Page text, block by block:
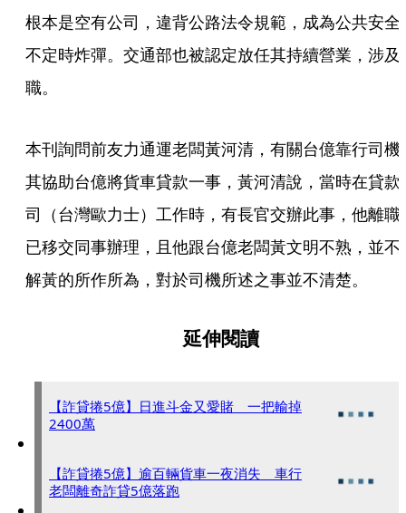
根本是空有公司，違背公路法令規範，成為公共安全
不定時炸彈。交通部也被認定放任其持續營業，涉及
職。
本刊詢問前友力通運老闆黃河清，有關台億靠行司機
其協助台億將貨車貸款一事，黃河清說，當時在貸款
司（台灣歐力士）工作時，有長官交辦此事，他離職
已移交同事辦理，且他跟台億老闆黃文明不熟，並不
解黃的所作所為，對於司機所述之事並不清楚。
延伸閱讀
【詐貸捲5億】日進斗金又愛賭 一把輸掉
2400萬
【詐貸捲5億】逾百輛貨車一夜消失 車行
老闆離奇詐貸5億落跑